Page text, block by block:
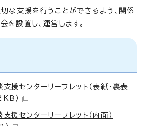
な支援を行うことができるよう、関係
を設置し、運営します。
援センターリーフレット（表紙・裏表
）
援センターリーフレット（内面）